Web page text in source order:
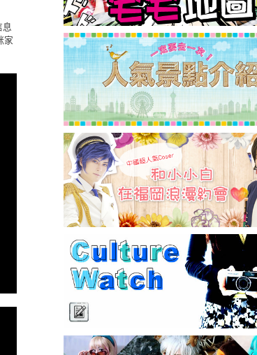
息
家